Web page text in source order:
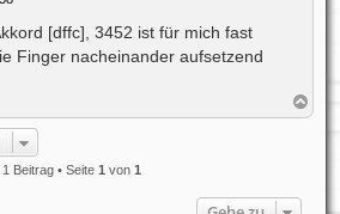
[dffc], 3452 ist für mich fast
Finger nacheinander aufsetzend
a
1 Beitrag • Seite 1 von 1